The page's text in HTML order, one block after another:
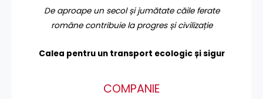
De aproape un secol și jumătate căile ferate
române contribuie la progres și civilizație
Calea pentru un transport ecologic și sigur
COMPANIE